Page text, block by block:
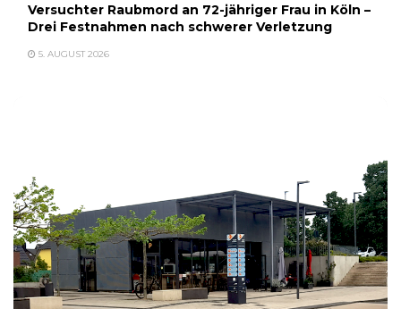
Versuchter Raubmord an 72-jähriger Frau in Köln –
Drei Festnahmen nach schwerer Verletzung
5. AUGUST 2026